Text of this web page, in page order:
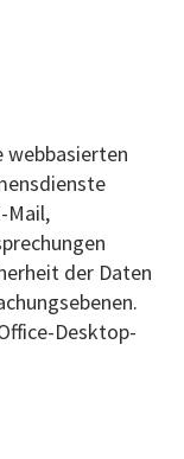
webbasierten
Mail,
der Daten
Desktop-